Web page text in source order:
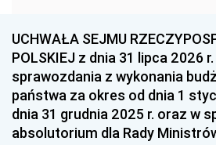
1939 1938
1936 1930
UCHWAŁA SEJMU
POLSKIEJ z dnia 31 lipca 2026
sprawozdania z wykonania
państwa za okres od dnia 1
dnia 31 grudnia 2025 r. oraz w
absolutorium dla Rady